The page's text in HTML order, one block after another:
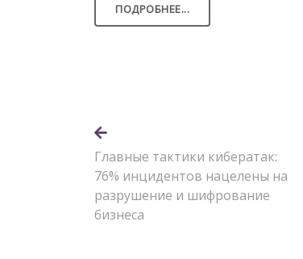
ПОДРОБНЕЕ...
Главные тактики кибератак:
76% инцидентов нацелены на
разрушение и шифрование
бизнеса